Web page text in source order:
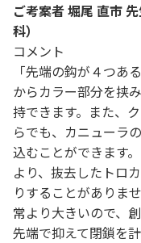
ご考案者 堀尾 直市
科）
コメント
「先端の鈎が４つあ
からカラー部分を挟
持できます。また、
らでも、カニューラ
込むことができます
より、抜去したトロ
りすることがありま
常より大きいので、
先端で抑えて閉鎖を